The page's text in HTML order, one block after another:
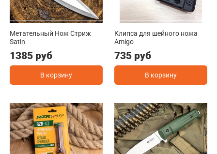
Метательный Нож Стриж
Satin
1385 руб
В корзину
Клипса для шейного ножа
Amigo
735 руб
В корзину